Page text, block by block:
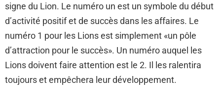
signe du Lion. Le numéro un est un symbole du début
d’activité positif et de succès dans les affaires. Le
numéro 1 pour les Lions est simplement «un pôle
d’attraction pour le succès». Un numéro auquel les
Lions doivent faire attention est le 2. Il les ralentira
toujours et empêchera leur développement.